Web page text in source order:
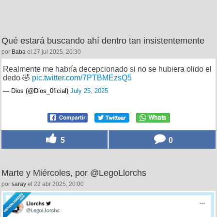
Qué estará buscando ahí dentro tan insistentemente
por Baba el 27 jul 2025, 20:30
Realmente me habría decepcionado si no se hubiera olido el
dedo 🤣 pic.twitter.com/7PTBMEzsQ5
— Dios (@Dios_0ficial) July 25, 2025
5 0
Marte y Miércoles, por @LegoLlorchs
por saray el 22 abr 2025, 20:00